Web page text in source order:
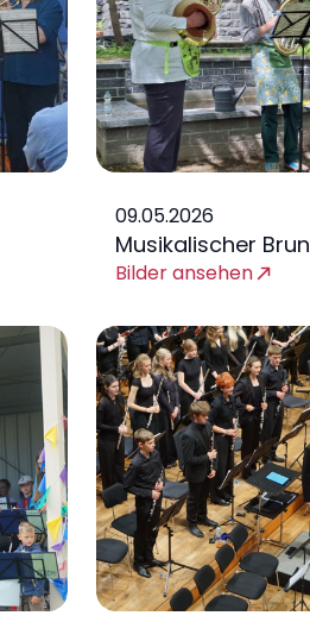
09.05.2026
Musikalischer
Lobenstein
Bilder ansehen